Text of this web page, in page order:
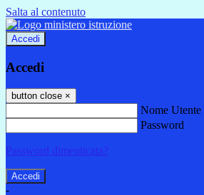
Salta al contenuto
Accedi
Accedi
button close ×
Nome Utente
Password
Password dimenticata?
-